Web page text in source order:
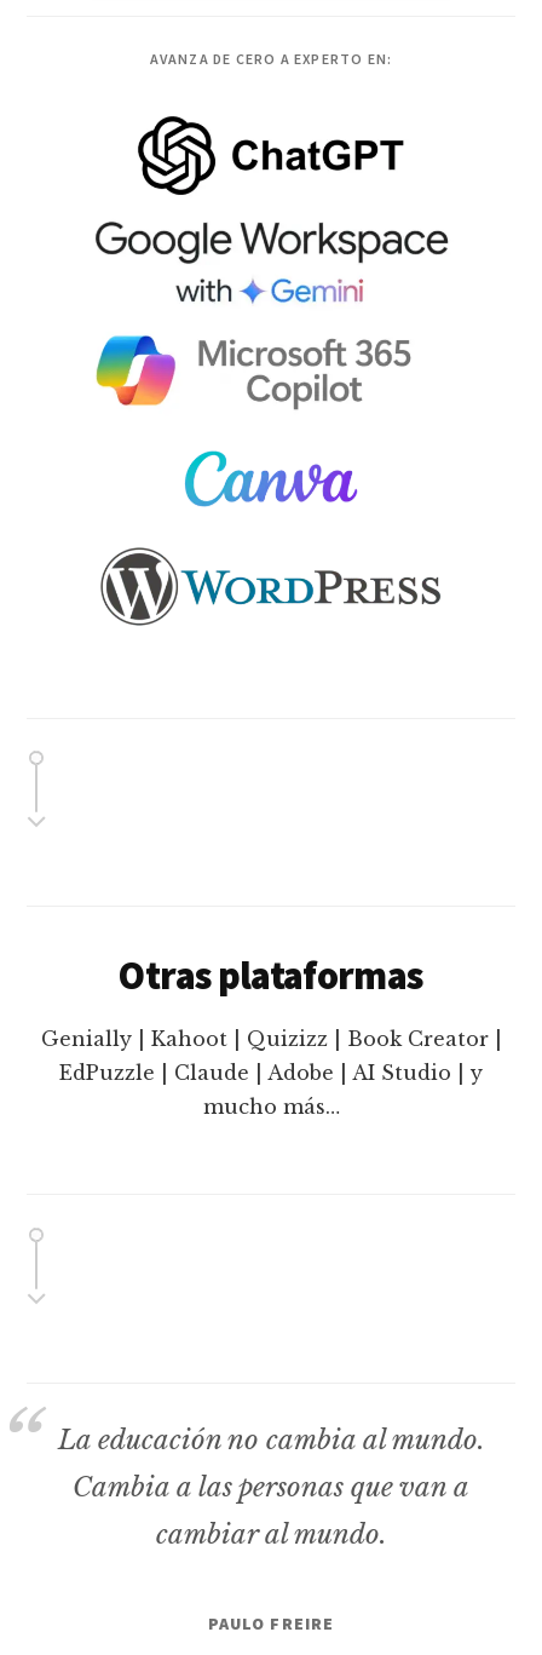
AVANZA DE CERO A EXPERTO EN:
Otras plataformas
Genially | Kahoot | Quizizz | Book Creator |
EdPuzzle | Claude | Adobe | AI Studio | y
mucho más…
La educación no cambia al mundo.
Cambia a las personas que van a
cambiar al mundo.
PAULO FREIRE